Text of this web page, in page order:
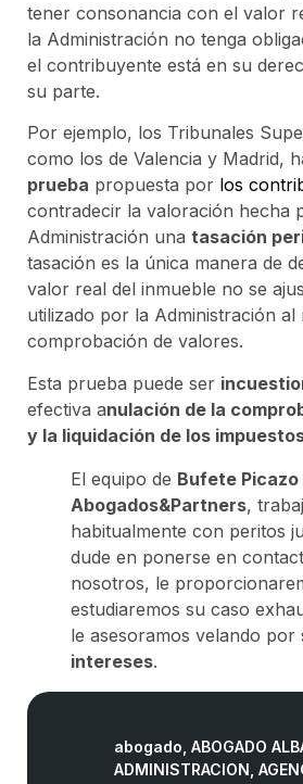
tener consonancia con el valor
la Administración no tenga
el contribuyente está en su
su parte.
Por ejemplo, los Tribunales
como los de Valencia y Madrid,
prueba propuesta por los
contradecir la valoración hecha
Administración una tasación
tasación es la única manera de
valor real del inmueble no se
utilizado por la Administración al
comprobación de valores.
Esta prueba puede ser
efectiva anulación de la
y la liquidación de los
El equipo de Bufete Picazo
Abogados&Partners,
habitualmente con peritos
dude en ponerse en
nosotros, le
estudiaremos su caso
le asesoramos velando por
intereses.
abogado ABOGADO
ADMINISTRACION